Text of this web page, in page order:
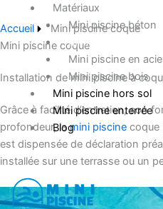
Matériaux
Mini piscine béton
Mini piscine coque
Mini piscine en
Mini piscine bois
Mini piscine hors sol
Mini piscine enterrée
Blog
Mini piscine coque
Accueil Mini piscine coque
Installation de mini piscine à
Grâce à facilité d’entretien, son
profondeur, lamini piscine coque
est dispensée de déclaration
installée sur une terrasse ou un